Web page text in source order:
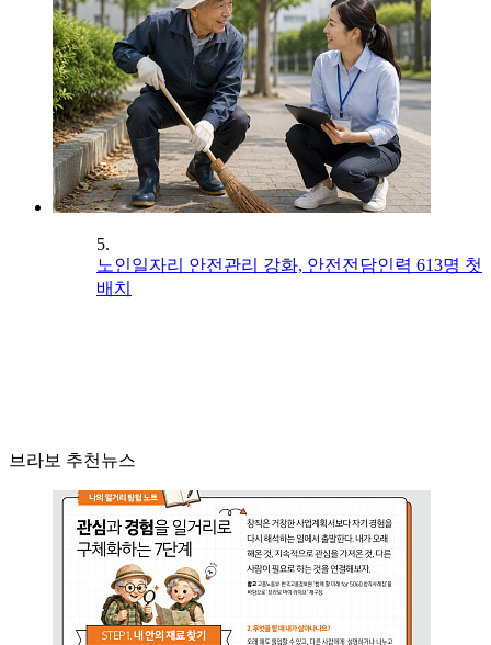
5.
노인일자리 안전관리 강화, 안전전담인력 613명 첫
배치
브라보 추천뉴스